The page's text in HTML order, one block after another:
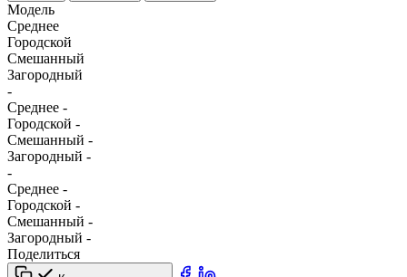
Модель
Среднее
Городской
Смешанный
Загородный
-
Среднее -
Городской -
Смешанный -
Загородный -
-
Среднее -
Городской -
Смешанный -
Загородный -
Поделиться